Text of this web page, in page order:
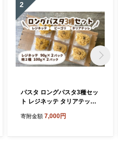
2
パスタ ロングパスタ3種セッ
ト レジネッテ タリアテッレ
コナリエ 簡単 本格 ロングパ
寄附金額 7,000円